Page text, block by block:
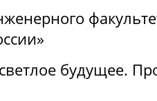
будущее.